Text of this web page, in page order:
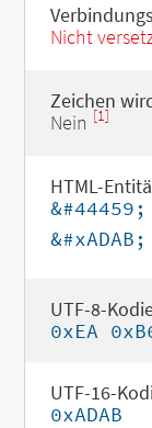
Nicht
Zeichen
Nein [1]
HTML-
&#44459;
&#xADAB;
UTF-8-
0xEA
UTF-16-
0xADAB